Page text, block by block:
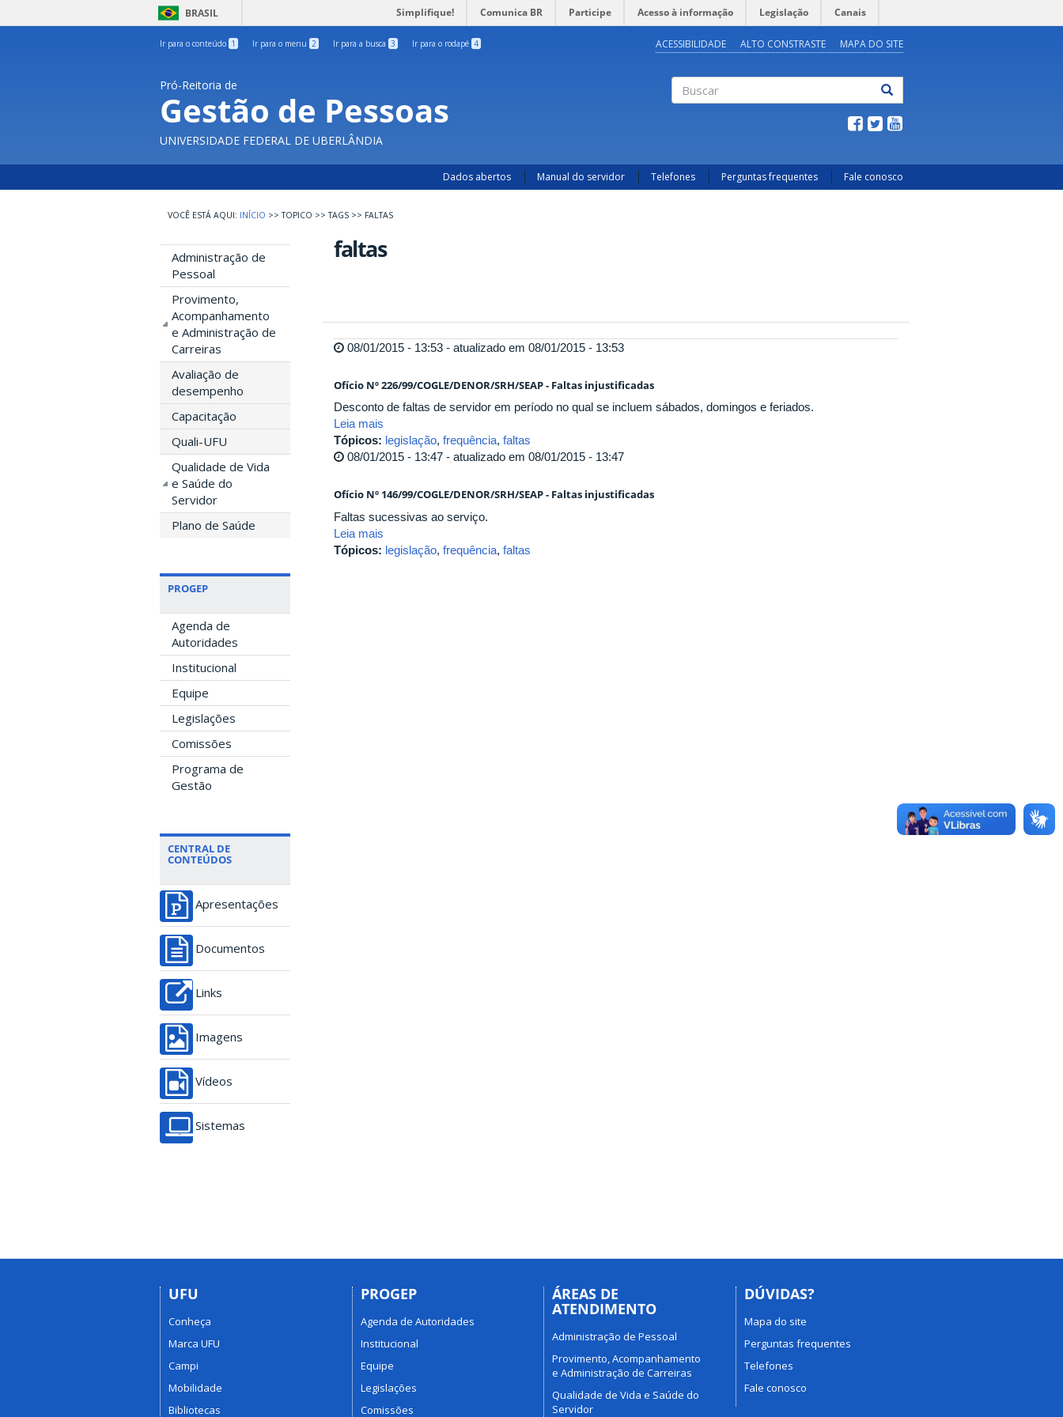
BRASIL Simplifique! Comunica BR Participe Acesso à informação Legislação Canais
Ir para o conteúdo 1 Ir para o menu 2 Ir para a busca 3 Ir para o rodapé 4 ACESSIBILIDADE ALTO CONSTRASTE MAPA DO SITE
Pró-Reitoria de
Gestão de Pessoas
UNIVERSIDADE FEDERAL DE UBERLÂNDIA
Dados abertos Manual do servidor Telefones Perguntas frequentes Fale conosco
INÍCIO >> TOPICO >> TAGS >> FALTAS
Administração de
Pessoal
Provimento,
Acompanhamento
e Administração de
Carreiras
Avaliação de
desempenho
Capacitação
Quali-UFU
Qualidade de Vida
e Saúde do
Servidor
Plano de Saúde
PROGEP
Agenda de
Autoridades
Institucional
Equipe
Legislações
Comissões
Programa de
Gestão
CENTRAL DE
CONTEÚDOS
Apresentações
Documentos
Links
Imagens
Vídeos
Sistemas
faltas
08/01/2015 - 13:53 - atualizado em 08/01/2015 - 13:53
Ofício Nº 226/99/COGLE/DENOR/SRH/SEAP - Faltas injustificadas
Desconto de faltas de servidor em período no qual se incluem sábados, domingos e feriados.
Leia mais
Tópicos: legislação, frequência, faltas
08/01/2015 - 13:47 - atualizado em 08/01/2015 - 13:47
Ofício Nº 146/99/COGLE/DENOR/SRH/SEAP - Faltas injustificadas
Faltas sucessivas ao serviço.
Leia mais
Tópicos: legislação, frequência, faltas
UFU
Conheça
Marca UFU
Campi
Mobilidade
Bibliotecas
PROGEP
Agenda de Autoridades
Institucional
Equipe
Legislações
Comissões
ÁREAS DE
ATENDIMENTO
Administração de Pessoal
Provimento, Acompanhamento
e Administração de Carreiras
Qualidade de Vida e Saúde do
Servidor
DÚVIDAS?
Mapa do site
Perguntas frequentes
Telefones
Fale conosco